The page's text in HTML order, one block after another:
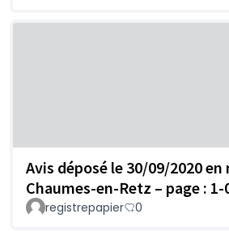
Avis déposé le 30/09/2020 en
Chaumes-en-Retz – page : 1-
registrepapier 0